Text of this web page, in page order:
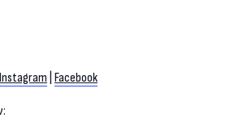
Instagram Facebook